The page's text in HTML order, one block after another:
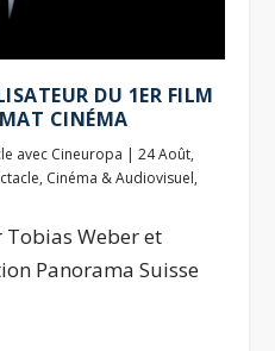
DU 1ER FILM
CINÉMA
avec Cineuropa |24 Août,
, Cinéma & Audiovisuel,
Tobias Weber et
Panorama Suisse